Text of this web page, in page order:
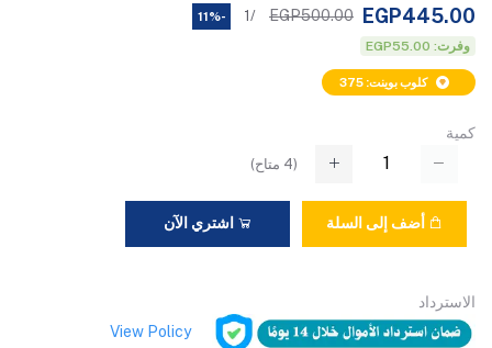
EGP445.00
EGP500.00
/1
-11%
وفرت: EGP55.00
كلوب بوينت: 375
كمية
(
4 متاح)
أضف إلى السلة اشتري الآن
الاسترداد
View Policy